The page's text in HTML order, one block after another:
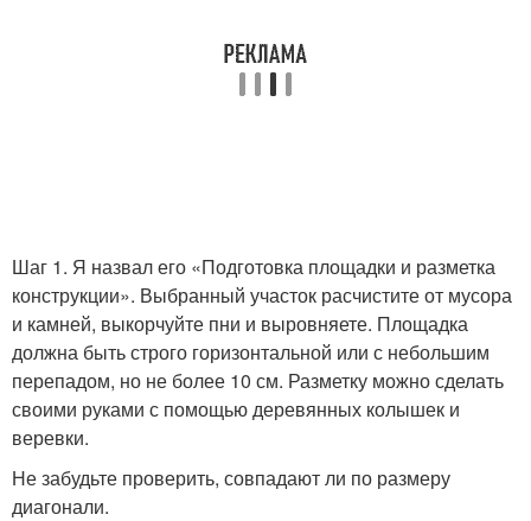
Шаг 1. Я назвал его «Подготовка площадки и разметка
конструкции». Выбранный участок расчистите от мусора
и камней, выкорчуйте пни и выровняете. Площадка
должна быть строго горизонтальной или с небольшим
перепадом, но не более 10 см. Разметку можно сделать
своими руками с помощью деревянных колышек и
веревки.
Не забудьте проверить, совпадают ли по размеру
диагонали.